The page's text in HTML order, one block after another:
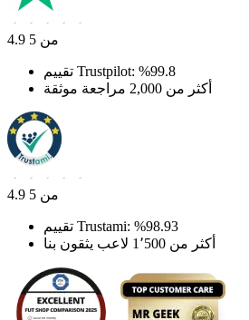
4.9 من 5
تقييم Trustpilot: ‎%99.8
أكثر من 2,000 مراجعة موثقة
4.9 من 5
تقييم Trustami: ‎%98.93
أكثر من 1٬500 لاعب يثقون بنا